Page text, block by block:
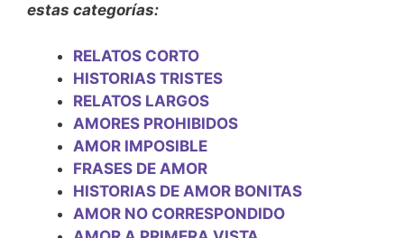
estas categorías:
RELATOS CORTO
HISTORIAS TRISTES
RELATOS LARGOS
AMORES PROHIBIDOS
AMOR IMPOSIBLE
FRASES DE AMOR
HISTORIAS DE AMOR BONITAS
AMOR NO CORRESPONDIDO